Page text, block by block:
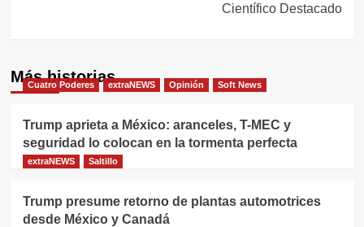
Científico Destacado
Más historias
Cuatro Poderes extraNEWS Opinión Soft News
Trump aprieta a México: aranceles, T-MEC y
seguridad lo colocan en la tormenta perfecta
extraNEWS Saltillo
Trump presume retorno de plantas automotrices
desde México y Canadá